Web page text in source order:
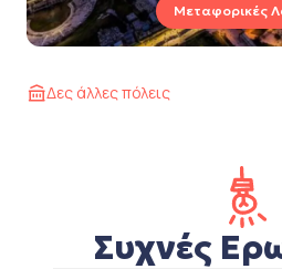
Μεταφορικές
Δες άλλες πόλεις
Συχνές